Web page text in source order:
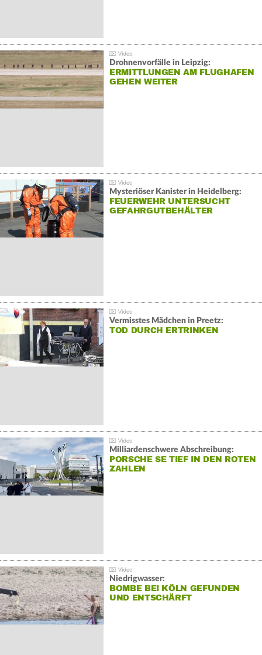
Drohnenvorfälle in Leipzig:
ERMITTLUNGEN AM FLUGHAFEN
GEHEN WEITER
Mysteriöser Kanister in Heidelberg:
FEUERWEHR UNTERSUCHT
GEFAHRGUTBEHÄLTER
Vermisstes Mädchen in Preetz:
TOD DURCH ERTRINKEN
Milliardenschwere Abschreibung:
PORSCHE SE TIEF IN DEN ROTEN
ZAHLEN
Niedrigwasser:
BOMBE BEI KÖLN GEFUNDEN
UND ENTSCHÄRFT